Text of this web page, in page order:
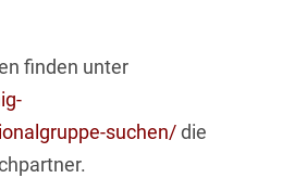
finden unter
suchen/die